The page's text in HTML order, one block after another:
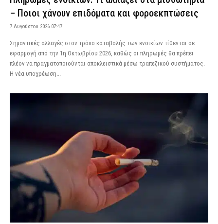
– Ποιοι χάνουν επιδόματα και φοροεκπτώσεις
7 Αυγούστου 2026 07:47
Σημαντικές αλλαγές στον τρόπο καταβολής των ενοικίων τίθενται σε
εφαρμογή από την 1η Οκτωβρίου 2026, καθώς οι πληρωμές θα πρέπει
πλέον να πραγματοποιούνται αποκλειστικά μέσω τραπεζικού συστήματος.
Η νέα υποχρέωση...